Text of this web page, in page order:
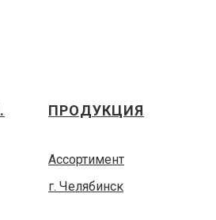
ПРОДУКЦИЯ
Ассортимент
г. Челябинск